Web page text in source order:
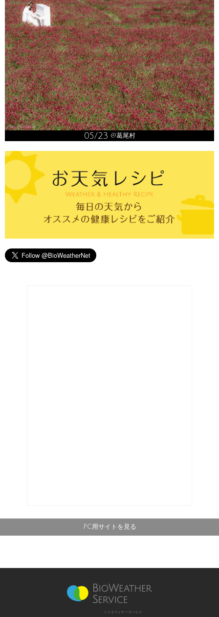
05/23 @葛尾村
PC用サイトを見る
バイオウェザーサービス